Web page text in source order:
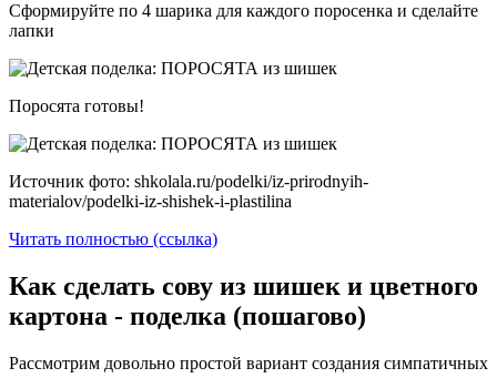
Сформируйте по 4 шарика для каждого поросенка и сделайте
лапки
Поросята готовы!
Источник фото: shkolala.ru/podelki/iz-prirodnyih-
materialov/podelki-iz-shishek-i-plastilina
Читать полностью (ссылка)
Как сделать сову из шишек и цветного
картона - поделка (пошагово)
Рассмотрим довольно простой вариант создания симпатичных